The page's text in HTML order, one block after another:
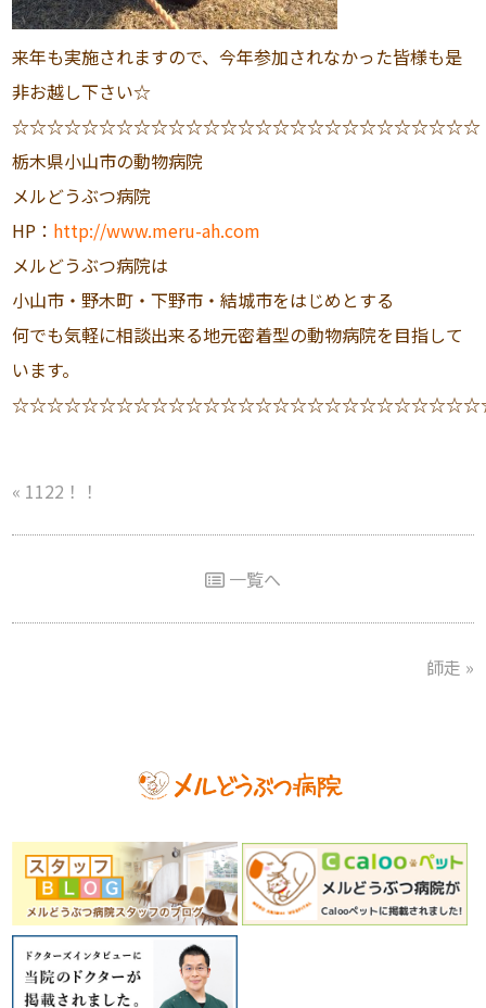
来年も実施されますので、今年参加されなかった皆様も是
非お越し下さい☆
☆☆☆☆☆☆☆☆☆☆☆☆☆☆☆☆☆☆☆☆☆☆☆☆☆☆☆
栃木県小山市の動物病院
メルどうぶつ病院
HP： http://www.meru-ah.com
メルどうぶつ病院は
小山市・野木町・下野市・結城市をはじめとする
何でも気軽に相談出来る地元密着型の動物病院を目指して
います。
« 1122！！
一覧へ
師走 »